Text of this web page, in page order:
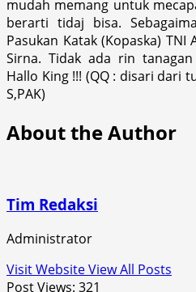
mudah memang untuk
berarti tidaj bisa.
Pasukan Katak (Kopaska) TNI
Sirna. Tidak ada rin
Hallo King !!! (QQ : disari dari
S,PAK)
About the Author
Tim Redaksi
Administrator
Visit WebsiteView All Posts
Post Views: 321